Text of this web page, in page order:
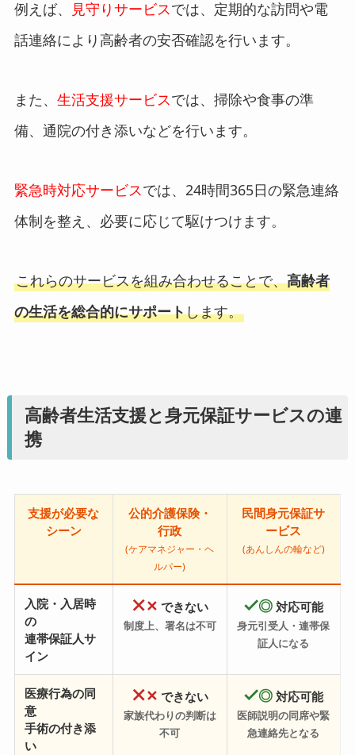
例えば、 見守りサービスでは、定期的な訪問や電
話連絡により高齢者の安否確認を行います。
また、 生活支援サービスでは、掃除や食事の準
備、通院の付き添いなどを行います。
緊急時対応サービスでは、24時間365日の緊急連絡
体制を整え、必要に応じて駆けつけます。
これらのサービスを組み合わせることで、高齢者
の生活を総合的にサポートします。
高齢者生活支援と身元保証サービスの連
携
支援が必要な
シーン
公的介護保険・
行政
(ケアマネジャー・ヘ
ルパー)
民間身元保証サ
ービス
(あんしんの輪など)
入院・入居時
の
連帯保証人サ
イン
✕ できない
制度上、署名は不可
◎対応可能
身元引受人・連帯保
証人になる
医療行為の同
意
手術の付き添
い
✕ できない
家族代わりの判断は
不可
◎対応可能
医師説明の同席や緊
急連絡先となる